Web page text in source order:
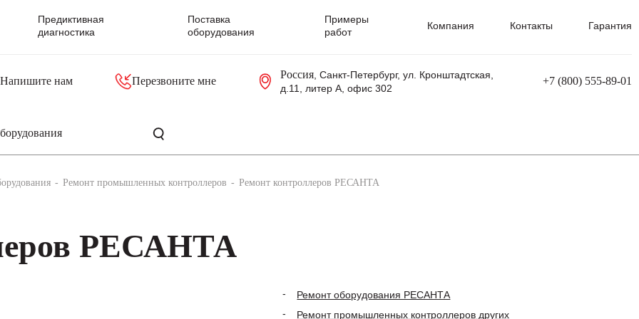
Предиктивная
диагностика
Поставка
оборудования
Примеры
работ
Компания Контакты Гарантия
Напишите нам Перезвоните мне
Россия, Санкт-Петербург, ул. Кронштадтская,
д.11, литер А, офис 302
+7 (800) 555-89-01
Ремонт промышленных контроллеров Ремонт контроллеров РЕСАНТА
РЕСАНТА
Ремонт оборудования РЕСАНТА
Ремонт промышленных контроллеров других